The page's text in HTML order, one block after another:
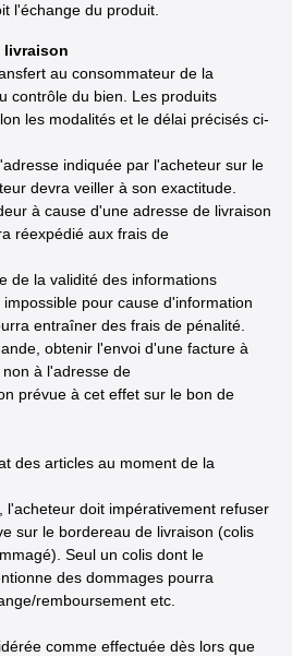
l'échange du produit.
livraison
au consommateur de la
contrôle du bien. Les produits
les modalités et le délai précisés ci-
indiquée par l'acheteur sur le
devra veiller à son exactitude.
à cause d'une adresse de livraison
réexpédié aux frais de
de la validité des informations
pour cause d'information
entraîner des frais de pénalité.
obtenir l'envoi d'une facture à
à l'adresse de
prévue à cet effet sur le bon de
des articles au moment de la
l'acheteur doit impérativement refuser
sur le bordereau de livraison (colis
Seul un colis dont le
des dommages pourra
remboursement etc.
comme effectuée dès lors que